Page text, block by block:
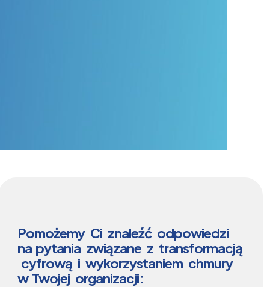
Pomożemy Ci znaleźć odpowiedzi
na pytania związane z transformacją
cyfrową i wykorzystaniem chmury
w Twojej organizacji: